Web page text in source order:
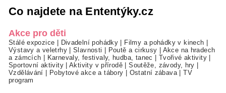
Co najdete na Ententýky.cz
Akce pro děti
Stálé expozice | Divadelní pohádky | Filmy a pohádky v kinech |
Výstavy a veletrhy|Slavnosti | Poutě a cirkusy | Akce na hradech
a zámcích | Karnevaly, festivaly, hudba, tanec | Tvořivé aktivity |
Sportovní aktivity|Aktivity v přírodě |Soutěže, závody, hry |
Vzdělávání | Pobytové akce a tábory | Ostatní zábava |TV
program